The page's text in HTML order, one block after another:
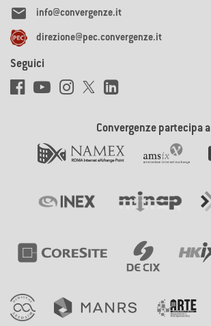
 info@convergenze.it
direzione@pec.convergenze.it
Seguici
Convergenze partecipa a